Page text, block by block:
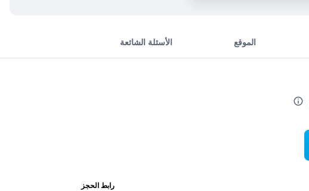
الموقع الأسئلة الشائعة
رابط الحجز